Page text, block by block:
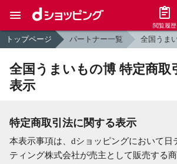
閲覧履歴
トップページ パートナー一覧 全国うま
全国うまいもの博 特定商取
表示
特定商取引法に関する表示
本表示事項は、dショッピングにおいて日
ティング株式会社が売主として販売する商